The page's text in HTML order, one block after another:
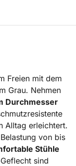
Freien mit dem
Grau. Nehmen
Durchmesser
Alltag erleichtert.
von bis
Stühle
sind